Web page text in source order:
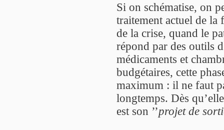
Si on schématise, on
traitement actuel de la
de la crise, quand le
répond par des outils
médicaments et
budgétaires, cette
maximum : il ne faut
longtemps. Dès
est son ’’projet de